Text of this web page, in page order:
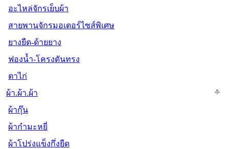
อะไหล่จักรเย็บผ้า
สายพานจักรมอเตอร์ไซส์พิเศษ
ยางยืด-ด้ายยาง
ฟองน้ำ-โครงดันทรง
ตาไก่
ผ้า.ผ้า.ผ้า
ผ้ากุ๊น
ผ้ากำมะหยี่
ผ้าโปร่งแข็งกึ่งยืด